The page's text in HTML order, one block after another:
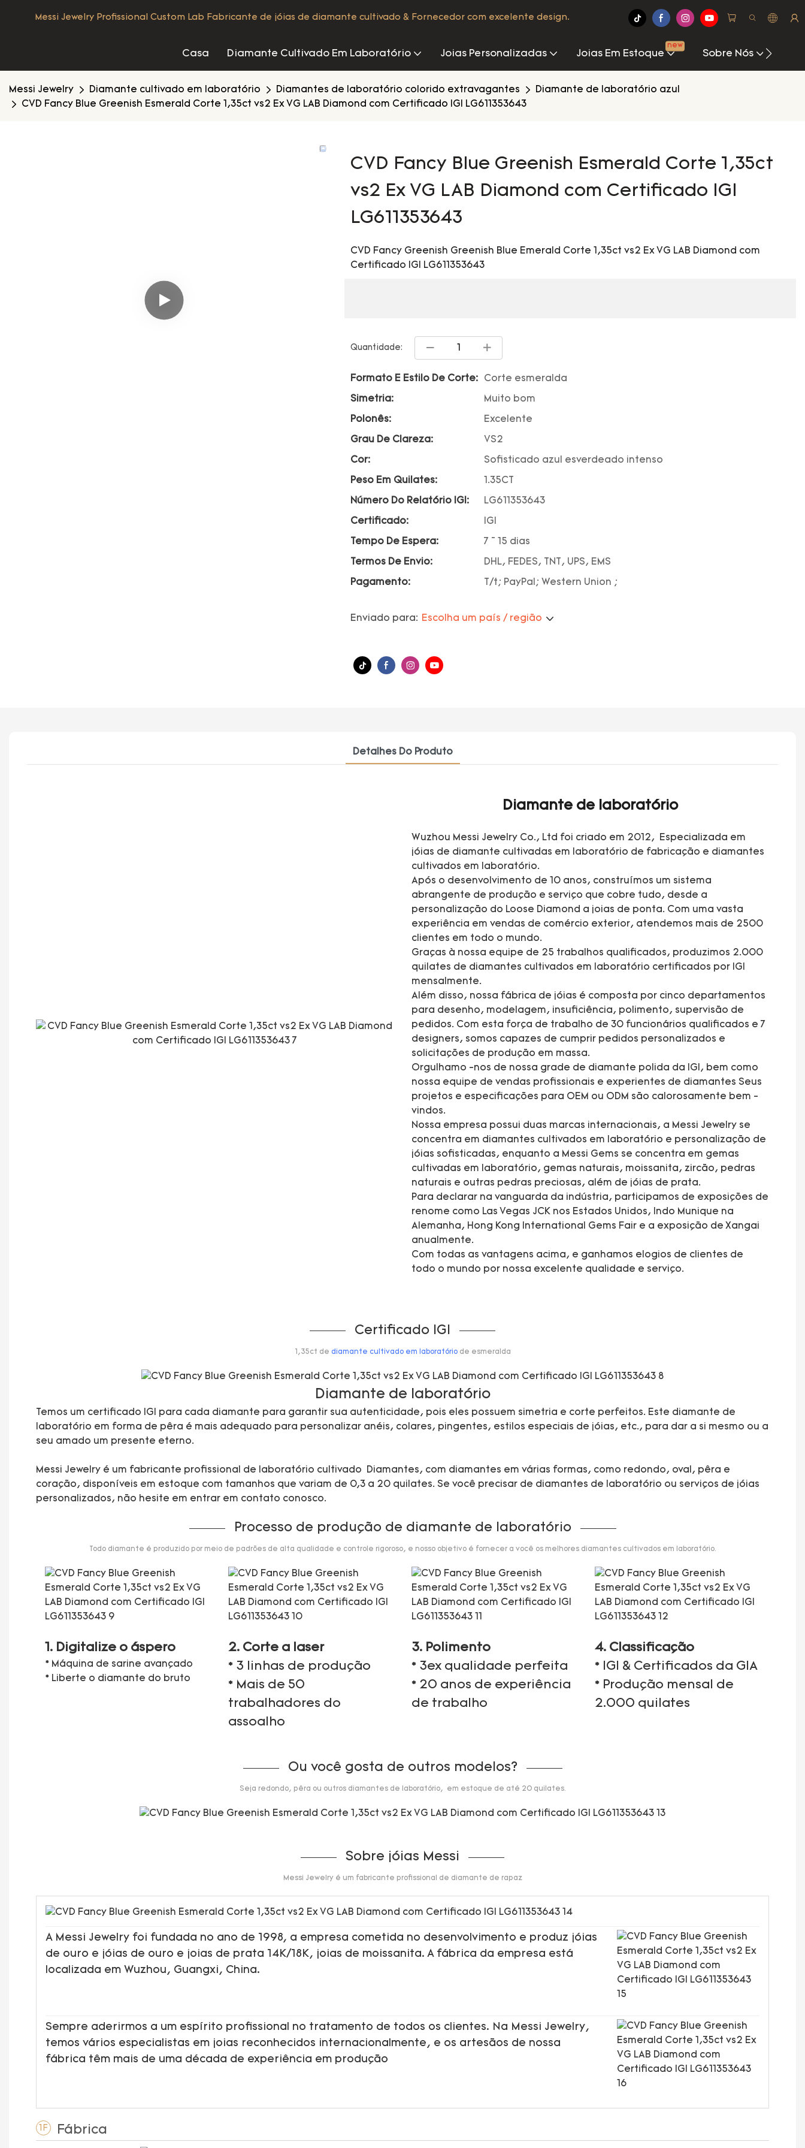
Messi Jewelry Profissional Custom Lab Fabricante de jóias de diamante cultivado & Fornecedor com excelente design.
Casa Diamante Cultivado Em Laboratório Joias Personalizadas Joias Em Estoque
new
Sobre Nós
Messi Jewelry Diamante cultivado em laboratório Diamantes de laboratório colorido extravagantes
Diamante de laboratório azul
CVD Fancy Blue Greenish Esmerald Corte 1,35ct vs2 Ex VG LAB Diamond com Certificado IGI LG611353643
CVD Fancy Blue Greenish Esmerald Corte 1,35ct
vs2 Ex VG LAB Diamond com Certificado IGI
LG611353643
CVD Fancy Greenish Greenish Blue Emerald Corte 1,35ct vs2 Ex VG LAB Diamond com
Certificado IGI LG611353643
Quantidade:
Formato E Estilo De Corte: Corte esmeralda
Simetria: Muito bom
Polonês: Excelente
Grau De Clareza: VS2
Cor: Sofisticado azul esverdeado intenso
Peso Em Quilates: 1.35CT
Número Do Relatório IGI: LG611353643
Certificado: IGI
Tempo De Espera: 7 ~ 15 dias
Termos De Envio: DHL, FEDES, TNT, UPS, EMS
Pagamento: T/t; PayPal; Western Union ;
Enviado para: Escolha um país / região
Detalhes Do Produto
Diamante de laboratório
Wuzhou Messi Jewelry Co., Ltd foi criado em 2012, Especializada em
jóias de diamante cultivadas em laboratório de fabricação e diamantes
cultivados em laboratório.
Após o desenvolvimento de 10 anos, construímos um sistema
abrangente de produção e serviço que cobre tudo, desde a
personalização do Loose Diamond a joias de ponta. Com uma vasta
experiência em vendas de comércio exterior, atendemos mais de 2500
clientes em todo o mundo.
Graças à nossa equipe de 25 trabalhos qualificados, produzimos 2.000
quilates de diamantes cultivados em laboratório certificados por IGI
mensalmente.
Além disso, nossa fábrica de jóias é composta por cinco departamentos
para desenho, modelagem, insuficiência, polimento, supervisão de
pedidos. Com esta força de trabalho de 30 funcionários qualificados e 7
designers, somos capazes de cumprir pedidos personalizados e
solicitações de produção em massa.
Orgulhamo -nos de nossa grade de diamante polida da IGI, bem como
nossa equipe de vendas profissionais e experientes de diamantes Seus
projetos e especificações para OEM ou ODM são calorosamente bem -
vindos.
Nossa empresa possui duas marcas internacionais, a Messi Jewelry se
concentra em diamantes cultivados em laboratório e personalização de
jóias sofisticadas, enquanto a Messi Gems se concentra em gemas
cultivadas em laboratório, gemas naturais, moissanita, zircão, pedras
naturais e outras pedras preciosas, além de jóias de prata.
Para declarar na vanguarda da indústria, participamos de exposições de
renome como Las Vegas JCK nos Estados Unidos, Indo Munique na
Alemanha, Hong Kong International Gems Fair e a exposição de Xangai
anualmente.
Com todas as vantagens acima, e ganhamos elogios de clientes de
todo o mundo por nossa excelente qualidade e serviço.
Certificado IGI
1,35ct de diamante cultivado em laboratóriode esmeralda
Diamante de laboratório
Temos um certificado IGI para cada diamante para garantir sua autenticidade, pois eles possuem simetria e corte perfeitos. Este diamante de
laboratório em forma de pêra é mais adequado para personalizar anéis, colares, pingentes, estilos especiais de jóias, etc., para dar a si mesmo ou a
seu amado um presente eterno.
Messi Jewelry é um fabricante profissional de laboratório cultivado Diamantes, com diamantes em várias formas, como redondo, oval, pêra e
coração, disponíveis em estoque com tamanhos que variam de 0,3 a 20 quilates. Se você precisar de diamantes de laboratório ou serviços de jóias
personalizados, não hesite em entrar em contato conosco.
Processo de produção de diamante de laboratório
Todo diamante é produzido por meio de padrões de alta qualidade e controle rigoroso, e nosso objetivo é fornecer a você os melhores diamantes cultivados em laboratório.
1. Digitalize o áspero
* Máquina de sarine avançado
* Liberte o diamante do bruto
2. Corte a laser
* 3 linhas de produção
* Mais de 50
trabalhadores do
assoalho
3. Polimento
* 3ex qualidade perfeita
* 20 anos de experiência
de trabalho
4. Classificação
* IGI & Certificados da GIA
* Produção mensal de
2.000 quilates
Ou você gosta de outros modelos?
Seja redondo, pêra ou outros diamantes de laboratório, em estoque de até 20 quilates.
Sobre jóias Messi
Messi Jewelry é um fabricante profissional de diamante de rapaz
A Messi Jewelry foi fundada no ano de 1998, a empresa cometida no desenvolvimento e produz jóias
de ouro e jóias de ouro e joias de prata 14K/18K, joias de moissanita. A fábrica da empresa está
localizada em Wuzhou, Guangxi, China.
Sempre aderirmos a um espírito profissional no tratamento de todos os clientes. Na Messi Jewelry,
temos vários especialistas em joias reconhecidos internacionalmente, e os artesãos de nossa
fábrica têm mais de uma década de experiência em produção
1F Fábrica